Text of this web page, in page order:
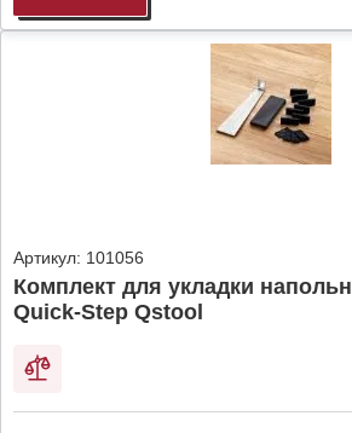
Артикул: 101056
Комплект для укладки
Quick-Step Qstool